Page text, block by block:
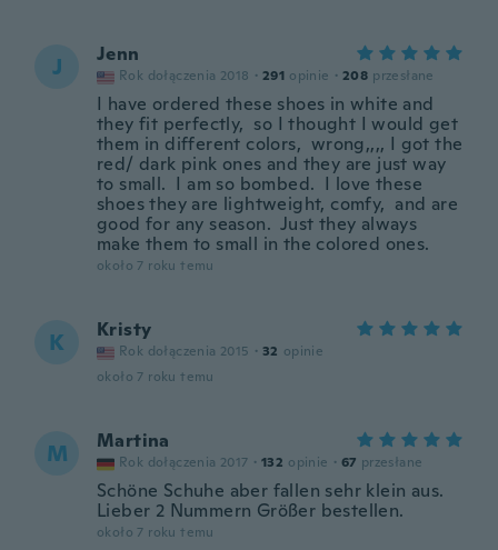
J Jenn
Rok dołączenia 2018 · 291 opinie · 208 przesłane
I have ordered these shoes in white and
they fit perfectly, so I thought I would get
them in different colors, wrong,,,, I got the
red/ dark pink ones and they are just way
to small. I am so bombed. I love these
shoes they are lightweight, comfy, and are
good for any season. Just they always
make them to small in the colored ones.
około 7 roku temu
K Kristy
Rok dołączenia 2015 · 32 opinie
około 7 roku temu
M Martina
Rok dołączenia 2017 · 132 opinie · 67 przesłane
Schöne Schuhe aber fallen sehr klein aus.
Lieber 2 Nummern Größer bestellen.
około 7 roku temu